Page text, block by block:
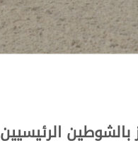
الرئيسيين